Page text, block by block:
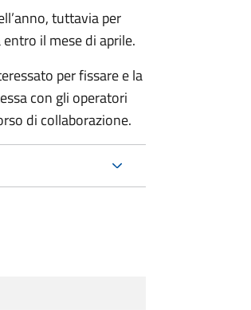
tuttavia per
il mese di aprile.
per fissare e la
con gli operatori
di collaborazione.